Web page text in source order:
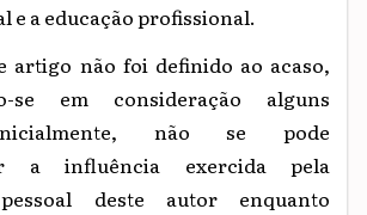
e a educação profissional.
artigo não foi definido ao acaso,
se em consideração alguns
não se pode
a influência exercida pela
deste autor enquanto